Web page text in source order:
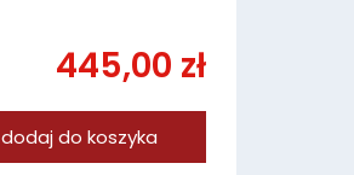
445,00 zł
dodaj do koszyka